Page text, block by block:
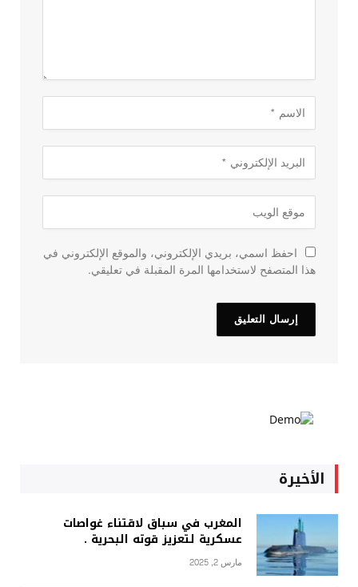
احفظ اسمي، بريدي الإلكتروني، والموقع الإلكتروني في
هذا المتصفح لاستخدامها المرة المقبلة في تعليقي.
الأخيرة
المغرب في سباق لاقتناء غواصات
عسكرية لتعزيز قوته البحرية .
مارس 2, 2025